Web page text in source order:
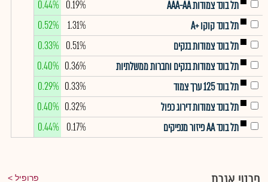
תל בונד צמודות AAA-AA
0.19%
0.44%
תל בונד קוקו +A
1.31%
0.52%
תל בונד צמודות בנקים
0.51%
0.33%
תל בונד צמודות בנקים וחברות ממשלתיות
0.36%
0.40%
תל בונד 125 ערך צמוד
0.33%
0.29%
תל בונד צמודות דירוג כפול
0.32%
0.40%
תל בונד AA פיזור מנפיקים
0.17%
0.44%
פרופיל